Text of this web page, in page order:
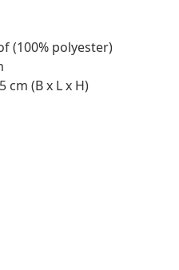
(100% polyester)
cm (B x L x H)